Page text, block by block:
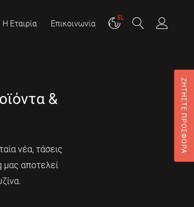
Η Εταιρία Επικοινωνία
EL
&
νέα, τάσεις
μας αποτελεί
ΖΗΤΗΣΤΕ ΠΡΟΣΦΟΡΑ